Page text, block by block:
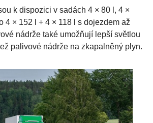
k dispozici v sadách 4 × 80 l, 4 ×
4 × 152 l + 4 × 118 l s dojezdem až
nádrže také umožňují lepší světlou
palivové nádrže na zkapalněný plyn.